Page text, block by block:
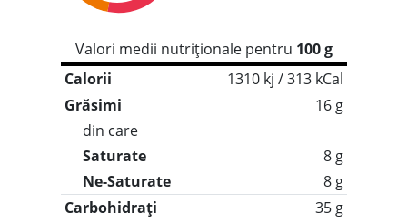
Valori medii nutriționale pentru 100 g
Calorii
1310 kj / 313 kCal
Grăsimi
16 g
din care
Saturate
8 g
Ne-Saturate
8 g
Carbohidrați
35 g